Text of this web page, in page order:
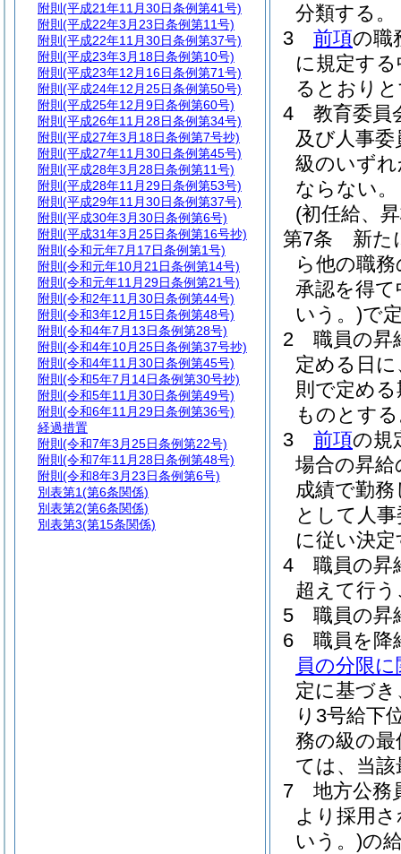
分類する。
3
前項の職
に規定す
るとおり
4
教育委員
及び人事
級のいず
ならない。
(初任給、
第7条
新た
ら他の職
承認を得て
いう。)で
2
職員の昇
定める日
則で定め
ものとす
3
前項の規
場合の昇
成績で勤
として人
に従い決
4
職員の昇
超えて行
5
職員の昇
6
職員を降
員の分限
定に基づ
り3号給下
務の級の
ては、当
7
地方公務
より採用
いう。)の
附則 (平成21年11月30日条例第41号)
附則 (平成22年3月23日条例第11号)
附則 (平成22年11月30日条例第37号)
附則 (平成23年3月18日条例第10号)
附則 (平成23年12月16日条例第71号)
附則 (平成24年12月25日条例第50号)
附則 (平成25年12月9日条例第60号)
附則 (平成26年11月28日条例第34号)
附則 (平成27年3月18日条例第7号抄)
附則 (平成27年11月30日条例第45号)
附則 (平成28年3月28日条例第11号)
附則 (平成28年11月29日条例第53号)
附則 (平成29年11月30日条例第37号)
附則 (平成30年3月30日条例第6号)
附則 (平成31年3月25日条例第16号抄)
附則 (令和元年7月17日条例第1号)
附則 (令和元年10月21日条例第14号)
附則 (令和元年11月29日条例第21号)
附則 (令和2年11月30日条例第44号)
附則 (令和3年12月15日条例第48号)
附則 (令和4年7月13日条例第28号)
附則 (令和4年10月25日条例第37号抄)
附則 (令和4年11月30日条例第45号)
附則 (令和5年7月14日条例第30号抄)
附則 (令和5年11月30日条例第49号)
附則 (令和6年11月29日条例第36号)
経過措置
附則 (令和7年3月25日条例第22号)
附則 (令和7年11月28日条例第48号)
附則 (令和8年3月23日条例第6号)
別表第1(第6条関係)
別表第2(第6条関係)
別表第3(第15条関係)